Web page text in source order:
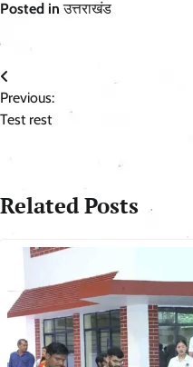
Posted inउत्तराखंड
Post
navigation
Previous:
Test rest
Related Posts